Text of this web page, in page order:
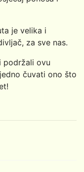
je velika i
za sve nas.
podržali ovu
čuvati ono što